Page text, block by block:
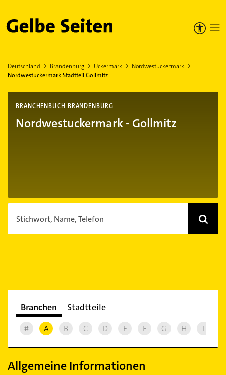
Gelbe Seiten
Deutschland Brandenburg Uckermark
Nordwestuckermark
Nordwestuckermark Stadtteil Gollmitz
BRANCHENBUCH BRANDENBURG
Nordwestuckermark - Gollmitz
Stichwort, Name, Telefon
Branchen Stadtteile
# A B C D E F G H I
Allgemeine Informationen